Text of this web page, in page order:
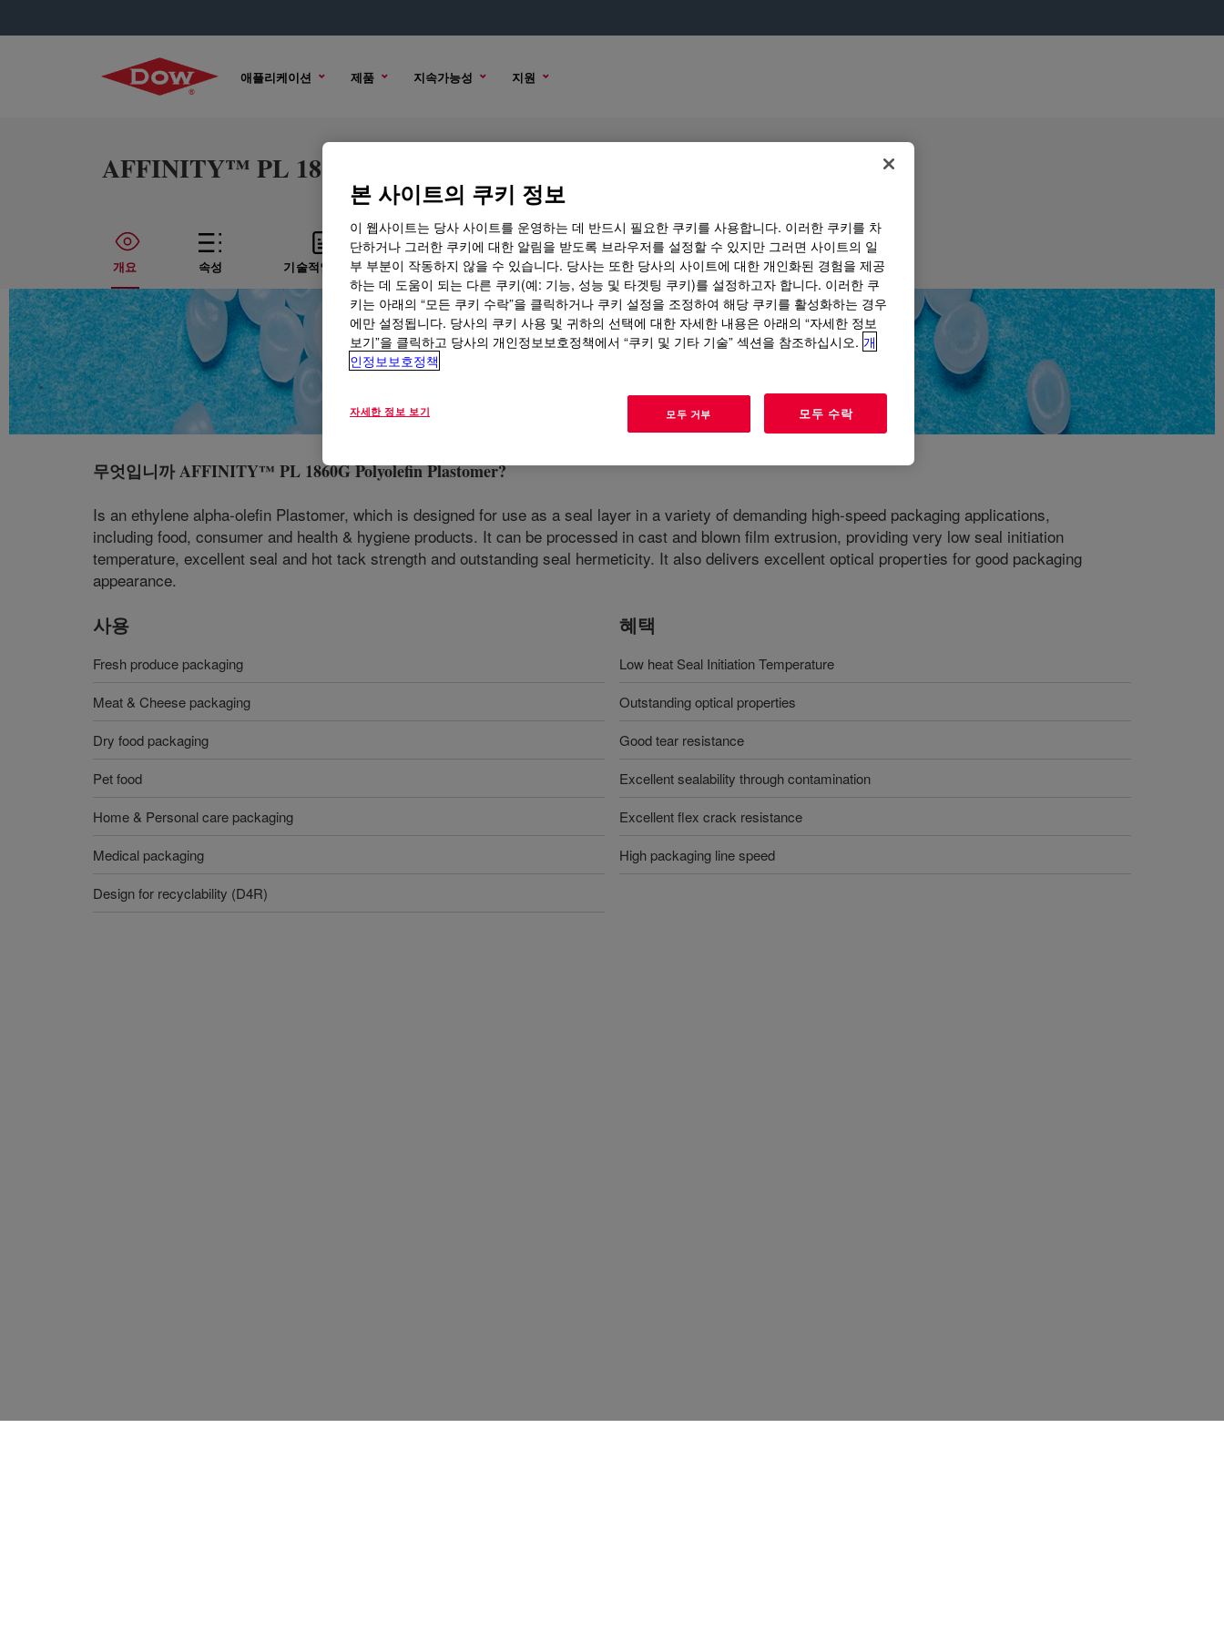
애플리케이션 제품 지속가능성 지원
AFFINITY™ PL 1860G Polyolefin Plastomer
개요 속성 기술적인 내용 샘플 옵션 구매 옵션
무엇입니까AFFINITY™ PL 1860G Polyolefin Plastomer?
Is an ethylene alpha-olefin Plastomer, which is designed for use as a seal layer in a variety of demanding high-speed packaging applications,
including food, consumer and health & hygiene products. It can be processed in cast and blown film extrusion, providing very low seal initiation
temperature, excellent seal and hot tack strength and outstanding seal hermeticity. It also delivers excellent optical properties for good packaging
appearance.
사용
Fresh produce packaging
Meat & Cheese packaging
Dry food packaging
Pet food
Home & Personal care packaging
Medical packaging
Design for recyclability (D4R)
혜택
Low heat Seal Initiation Temperature
Outstanding optical properties
Good tear resistance
Excellent sealability through contamination
Excellent flex crack resistance
High packaging line speed
본 사이트의 쿠키 정보
이 웹사이트는 당사 사이트를 운영하는 데 반드시 필요한 쿠키를 사용합니다. 이러한 쿠키를 차
단하거나 그러한 쿠키에 대한 알림을 받도록 브라우저를 설정할 수 있지만 그러면 사이트의 일
부 부분이 작동하지 않을 수 있습니다. 당사는 또한 당사의 사이트에 대한 개인화된 경험을 제공
하는 데 도움이 되는 다른 쿠키(예: 기능, 성능 및 타겟팅 쿠키)를 설정하고자 합니다. 이러한 쿠
키는 아래의 “모든 쿠키 수락”을 클릭하거나 쿠키 설정을 조정하여 해당 쿠키를 활성화하는 경우
에만 설정됩니다. 당사의 쿠키 사용 및 귀하의 선택에 대한 자세한 내용은 아래의 “자세한 정보
보기”을 클릭하고 당사의 개인정보보호정책에서 “쿠키 및 기타 기술” 섹션을 참조하십시오. 개
인정보보호정책
자세한 정보 보기 모두 거부 모두 수락